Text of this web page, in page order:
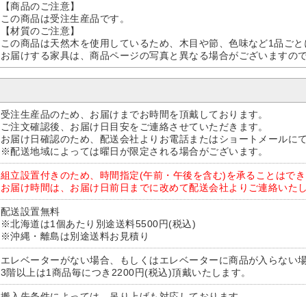
【商品のご注意】
この商品は受注生産品です。
【材質のご注意】
この商品は天然木を使用しているため、木目や節、色味など1品ごと
お届けする家具は、商品ページの写真と異なる場合がございますの
受注生産品のため、お届けまでお時間を頂戴しております。
ご注文確認後、お届け日目安をご連絡させていただきます。
お届け日確認のため、配送会社よりお電話またはショートメールに
※配送地域によっては曜日が限定される場合がございます。
組立設置付きのため、時間指定(午前・午後を含む)を承ることはでき
お届け時間は、お届け日前日までに改めて配送会社よりご連絡いたし
配送設置無料
※北海道は1個あたり別途送料5500円(税込)
※沖縄・離島は別途送料お見積り
エレベーターがない場合、もしくはエレベーターに商品が入らない
3階以上は1商品毎につき2200円(税込)頂戴いたします。